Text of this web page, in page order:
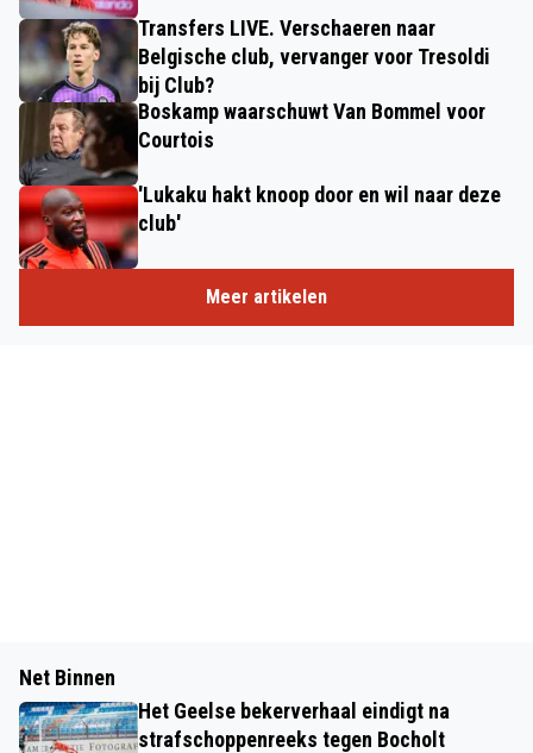
Transfers LIVE. Verschaeren naar
Belgische club, vervanger voor Tresoldi
bij Club?
Boskamp waarschuwt Van Bommel voor
Courtois
'Lukaku hakt knoop door en wil naar deze
club'
Meer artikelen
Net Binnen
Het Geelse bekerverhaal eindigt na
strafschoppenreeks tegen Bocholt